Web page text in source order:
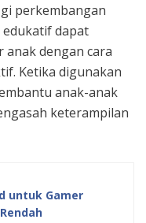
perkembangan
edukatif dapat
anak dengan cara
Ketika digunakan
anak-anak
keterampilan
untuk Gamer